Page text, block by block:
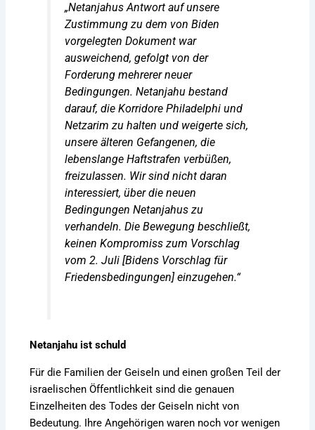
„Netanjahus Antwort auf unsere
Zustimmung zu dem von Biden
vorgelegten Dokument war
ausweichend, gefolgt von der
Forderung mehrerer neuer
Bedingungen. Netanjahu bestand
darauf, die Korridore Philadelphi und
Netzarim zu halten und weigerte sich,
unsere älteren Gefangenen, die
lebenslange Haftstrafen verbüßen,
freizulassen. Wir sind nicht daran
interessiert, über die neuen
Bedingungen Netanjahus zu
verhandeln. Die Bewegung beschließt,
keinen Kompromiss zum Vorschlag
vom 2. Juli [Bidens Vorschlag für
Friedensbedingungen] einzugehen.“
Netanjahu ist schuld
Für die Familien der Geiseln und einen großen Teil der
israelischen Öffentlichkeit sind die genauen
Einzelheiten des Todes der Geiseln nicht von
Bedeutung. Ihre Angehörigen waren noch vor wenigen